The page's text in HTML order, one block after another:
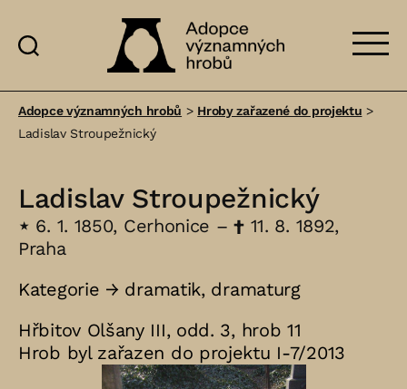
významných
Adopce významných hrobů > Hroby zařazené do projektu >
Ladislav Stroupežnický
Ladislav Stroupežnický
⋆ 6. 1. 1850, Cerhonice –†11. 8. 1892,
Praha
Kategorie → dramatik, dramaturg
Hřbitov Olšany III, odd. 3, hrob 11
Hrob byl zařazen do projektu I-7/2013